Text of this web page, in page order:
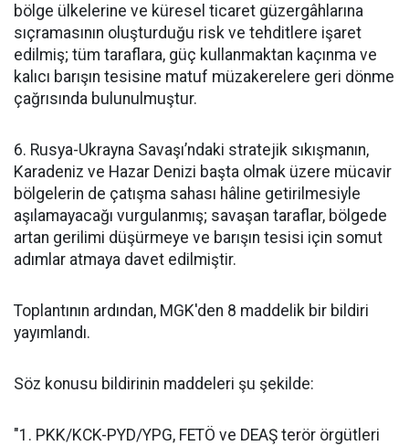
bölge ülkelerine ve küresel ticaret güzergâhlarına
sıçramasının oluşturduğu risk ve tehditlere işaret
edilmiş; tüm taraflara, güç kullanmaktan kaçınma ve
kalıcı barışın tesisine matuf müzakerelere geri dönme
çağrısında bulunulmuştur.
6. Rusya-Ukrayna Savaşı’ndaki stratejik sıkışmanın,
Karadeniz ve Hazar Denizi başta olmak üzere mücavir
bölgelerin de çatışma sahası hâline getirilmesiyle
aşılamayacağı vurgulanmış; savaşan taraflar, bölgede
artan gerilimi düşürmeye ve barışın tesisi için somut
adımlar atmaya davet edilmiştir.
Toplantının ardından, MGK'den 8 maddelik bir bildiri
yayımlandı.
Söz konusu bildirinin maddeleri şu şekilde:
"1. PKK/KCK-PYD/YPG, FETÖ ve DEAŞ terör örgütleri